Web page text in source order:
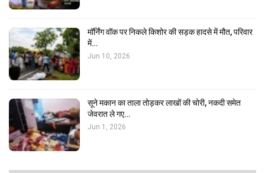
मॉर्निंग वॉक पर निकले किशोर की सड़क हादसे में मौत, परिवार
में…
Jun 10, 2026
सूने मकान का ताला तोड़कर लाखों की चोरी, नकदी समेत
जेवरात ले गए…
Jun 1, 2026